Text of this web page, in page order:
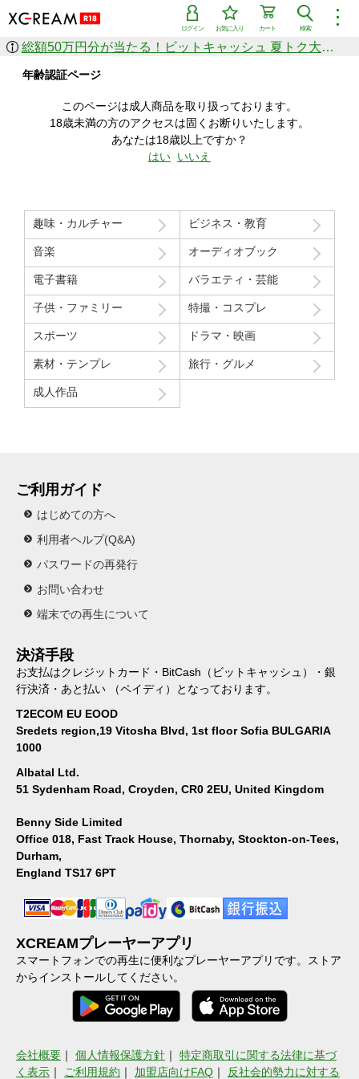
︙
検索
カート
お気に入り
ログイン
作品を探す
ジャンル
シリーズ
人気のセール中商品
新着セール中商品
すべての作品から探す
価格の安い順
価格の高い順
月間ランキング
年間ランキング
総額50万円分が当たる！ビットキャッシュ 夏トク大感謝祭
年齢認証ページ
このページは成人商品を取り扱っております。
18歳未満の方のアクセスは固くお断りいたします。
あなたは18歳以上ですか？
はい いいえ
趣味・カルチャー ビジネス・教育
音楽 オーディオブック
電子書籍 バラエティ・芸能
子供・ファミリー 特撮・コスプレ
スポーツ ドラマ・映画
素材・テンプレ 旅行・グルメ
成人作品
ご利用ガイド
はじめての方へ
利用者ヘルプ(Q&A)
パスワードの再発行
お問い合わせ
端末での再生について
決済手段
お支払はクレジットカード・BitCash（ビットキャッシュ）・銀
行決済・あと払い （ペイディ）となっております。
T2ECOM EU EOOD
Sredets region,19 Vitosha Blvd, 1st floor Sofia BULGARIA
1000
Albatal Ltd.
51 Sydenham Road, Croyden, CR0 2EU, United Kingdom
Benny Side Limited
Office 018, Fast Track House, Thornaby, Stockton-on-Tees,
Durham,
England TS17 6PT
XCREAMプレーヤーアプリ
スマートフォンでの再生に便利なプレーヤーアプリです。ストア
からインストールしてください。
会社概要 ｜ 個人情報保護方針 ｜ 特定商取引に関する法律に基づ
く表示 ｜ ご利用規約 ｜ 加盟店向けFAQ ｜ 反社会的勢力に対する